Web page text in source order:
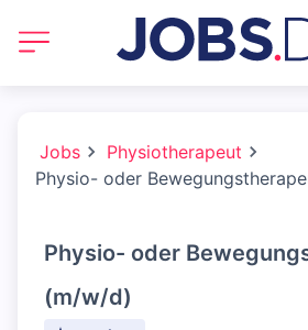
Jobs
Physiotherapeut
Physio- oder
Physio- oder
(m/w/d)